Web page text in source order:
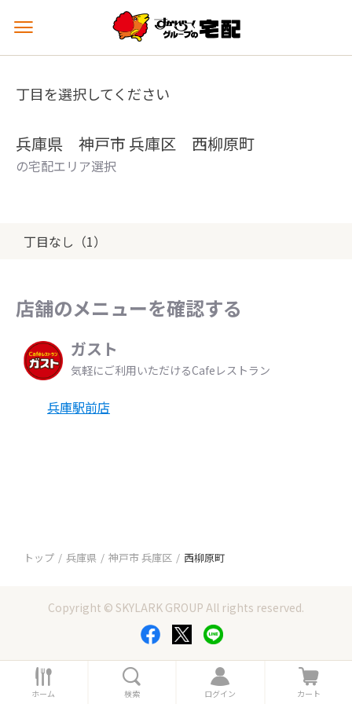
メ
ュ
を
丁目を選択してください
兵庫県 神戸市 兵庫区 西柳原町
の宅配エリア選択
丁目なし（1）
店舗のメニューを確認する
ガスト
気軽にご利用いただけるCafeレストラン
兵庫駅前店
トップ 兵庫県 神戸市 兵庫区 西柳原町
Copyright © SKYLARK GROUP All rights reserved.
ホ
ー
ホーム 索
検索
ロ
グ
ログイン
カ
ー
カート